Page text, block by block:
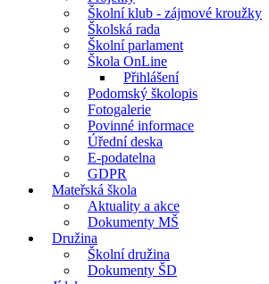
Školní klub - zájmové kroužky
Školská rada
Školní parlament
Škola OnLine
Přihlášení
Podomský školopis
Fotogalerie
Povinné informace
Úřední deska
E-podatelna
GDPR
Mateřská škola
Aktuality a akce
Dokumenty MŠ
Družina
Školní družina
Dokumenty ŠD